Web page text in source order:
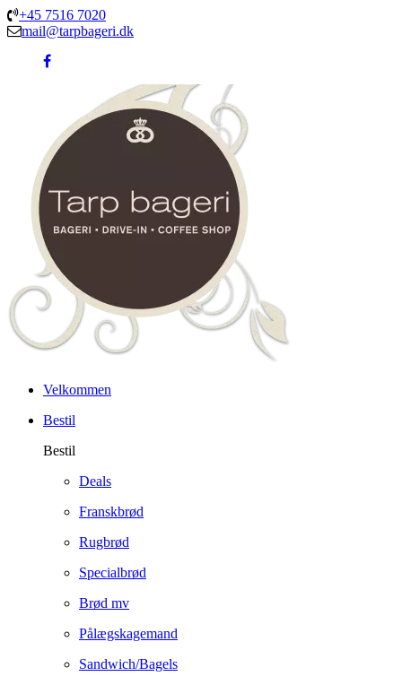
+45 7516 7020
mail@tarpbageri.dk
Velkommen
Bestil
Bestil
Deals
Franskbrød
Rugbrød
Specialbrød
Brød mv
Pålægskagemand
Sandwich/Bagels